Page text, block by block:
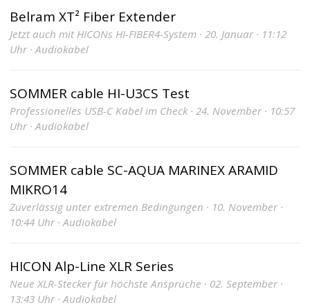
Belram XT² Fiber Extender
Jetzt auch mit HICONs HI-FIBER4-System · 20. Januar · 11:12
Uhr · Audiokabel
SOMMER cable HI-U3CS Test
Professionelles USB-C Kabel im Check · 24. November · 10:57
Uhr · Audiokabel
SOMMER cable SC-AQUA MARINEX ARAMID
MIKRO14
Zuverlässig unter extremen Bedingungen · 10. November ·
10:44 Uhr · Audiokabel
HICON Alp-Line XLR Series
Neue XLR-Stecker für höchste Ansprüche · 02. September ·
13:43 Uhr · Audiokabel